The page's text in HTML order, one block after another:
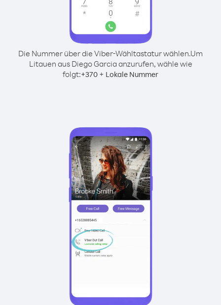
Die Nummer über die Viber-Wähltastatur wählen.Um
Litauen aus Diego Garcia anzurufen, wähle wie
folgt:+370 + Lokale Nummer